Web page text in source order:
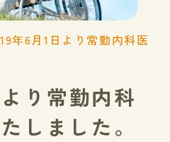
年6月1日より常勤内科医
り常勤内科
しました。